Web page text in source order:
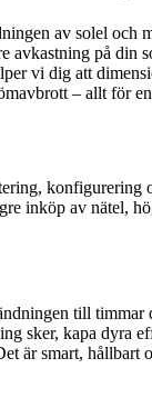
av solel och
på
vi dig att
– allt för
av nätel,
till
sker, kapa
är smart, hållbart